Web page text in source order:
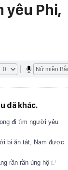
yêu Phi,
đã khác.
đi tìm người yêu
bị ăn tát, Nam được
rần rần ủng hộ